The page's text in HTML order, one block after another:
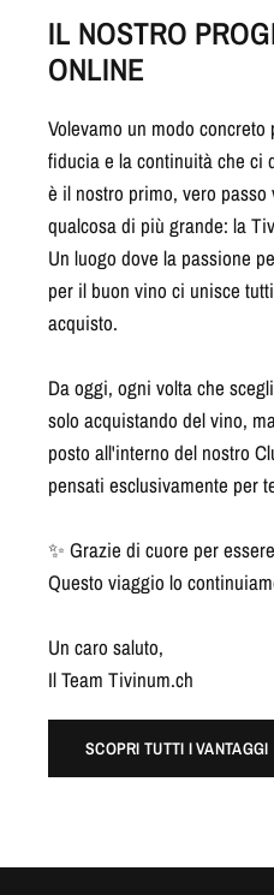
IL NOSTRO
ONLINE
Volevamo un modo
fiducia e la continuità che ci
è il nostro primo, vero
qualcosa di più grande: la
Un luogo dove la passione
per il buon vino ci unisce
acquisto.
Da oggi, ogni volta che
solo acquistando del vino,
posto all'interno del nostro
pensati esclusivamente per
✨ Grazie di cuore per
Questo viaggio lo
Un caro saluto,
Il Team Tivinum.ch
SCOPRI TUTTI I VANTAGGI